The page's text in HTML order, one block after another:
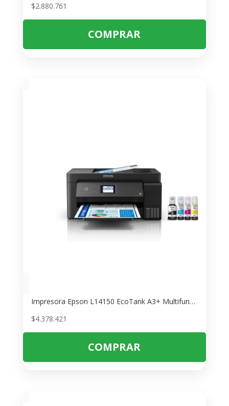
$2.880.761
COMPRAR
Impresora Epson L14150 EcoTank A3+ Multifuncional – Imprime 100% Sin Cartuchos
$4.378.421
COMPRAR